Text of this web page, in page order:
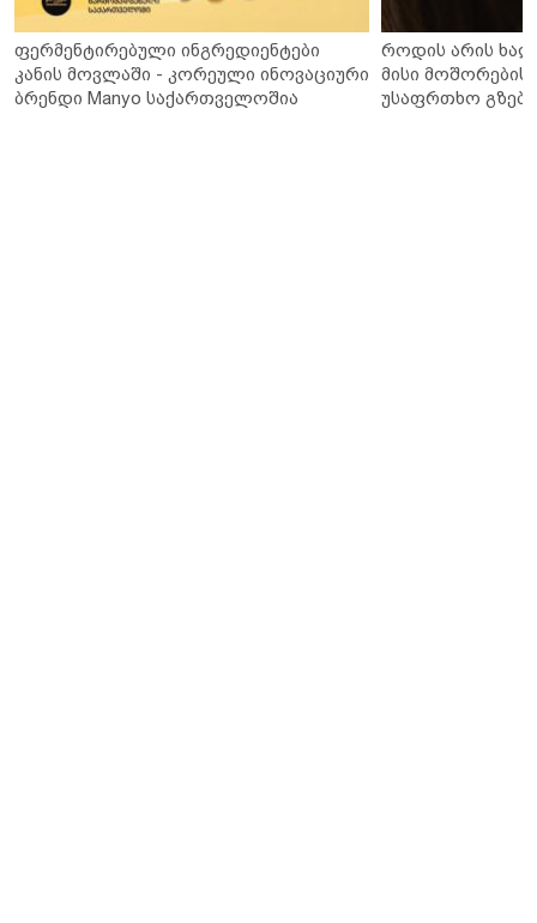
ფერმენტირებული ინგრედიენტები
კანის მოვლაში - კორეული ინოვაციური
ბრენდი Manyo საქართველოშია
როდის არის
მისი მოშორების
უსაფრთხო გზები